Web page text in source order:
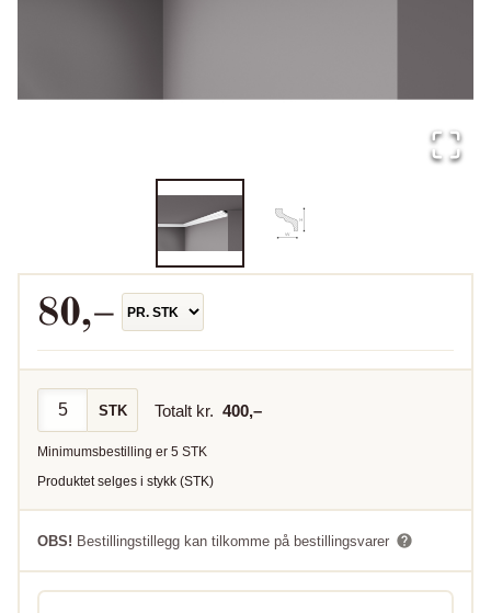
80,–
STK Totalt kr. 400,–
Minimumsbestilling er 5 STK
Produktet selges i stykk (STK)
OBS! Bestillingstillegg kan tilkomme på bestillingsvarer